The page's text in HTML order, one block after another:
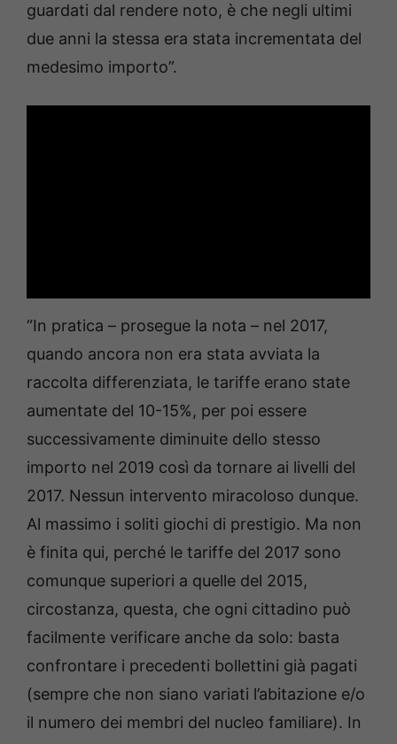
guardati dal rendere noto, è che negli ultimi
due anni la stessa era stata incrementata del
medesimo importo”.
“In pratica – prosegue la nota – nel 2017,
quando ancora non era stata avviata la
raccolta differenziata, le tariffe erano state
aumentate del 10-15%, per poi essere
successivamente diminuite dello stesso
importo nel 2019 così da tornare ai livelli del
2017. Nessun intervento miracoloso dunque.
Al massimo i soliti giochi di prestigio. Ma non
è finita qui, perché le tariffe del 2017 sono
comunque superiori a quelle del 2015,
circostanza, questa, che ogni cittadino può
facilmente verificare anche da solo: basta
confrontare i precedenti bollettini già pagati
(sempre che non siano variati l’abitazione e/o
il numero dei membri del nucleo familiare). In